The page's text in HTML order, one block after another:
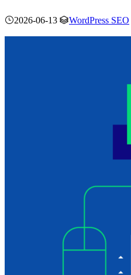
2026-06-13 WordPress SEO